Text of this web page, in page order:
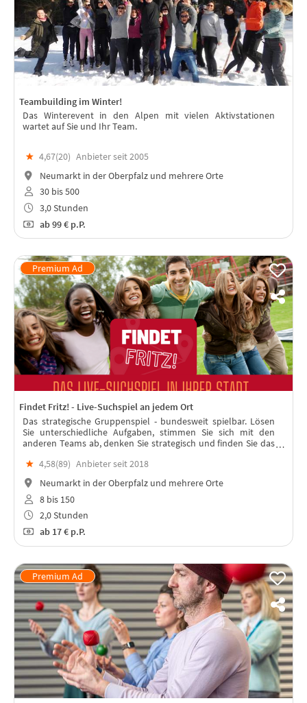
Teambuilding im Winter!
Das Winterevent in den Alpen mit vielen Aktivstationen
wartet auf Sie und Ihr Team.
★ 4,67(20) Anbieter seit 2005
Neumarkt in der Oberpfalz und mehrere Orte
30 bis 500
3,0 Stunden
ab99 € p.P.
Findet Fritz! - Live-Suchspiel an jedem Ort
Das strategische Gruppenspiel - bundesweit spielbar. Lösen
Sie unterschiedliche Aufgaben, stimmen Sie sich mit den
anderen Teams ab, denken Sie strategisch und finden Sie das
★ 4,58(89) Anbieter seit 2018
Neumarkt in der Oberpfalz und mehrere Orte
8 bis 150
2,0 Stunden
ab17 € p.P.